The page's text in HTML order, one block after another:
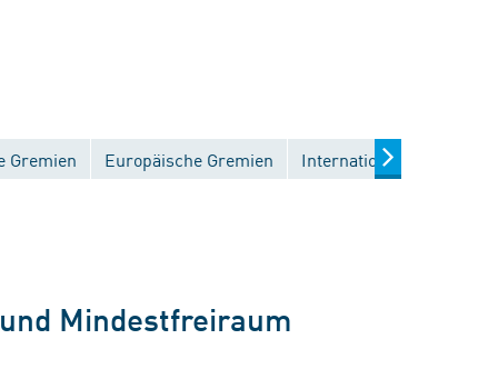
Gremien Europäische Gremien Internationale Gremien
Mindestfreiraum